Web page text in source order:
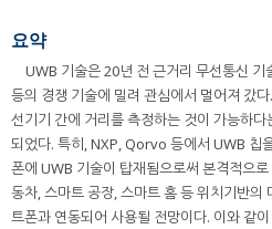
요약
UWB 기술은 20년 전 근거리 무선통신
등의 경쟁 기술에 밀려 관심에서 멀어져 갔
선기기 간에 거리를 측정하는 것이 가능하
되었다. 특히, NXP, Qorvo 등에서 UWB 칩
폰에 UWB 기술이 탑재됨으로써 본격적으
동차, 스마트 공장, 스마트 홈 등 위치기반의
트폰과 연동되어 사용될 전망이다. 이와 같